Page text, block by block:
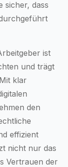
sicher, dass
ist
und trägt
klar
den
effizient
nicht nur das
Vertrauen der